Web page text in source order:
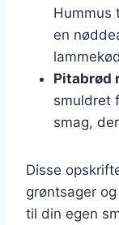
Hummus
en
Pitabrød
smuldret
smag,
Disse
grøntsager
til din egen